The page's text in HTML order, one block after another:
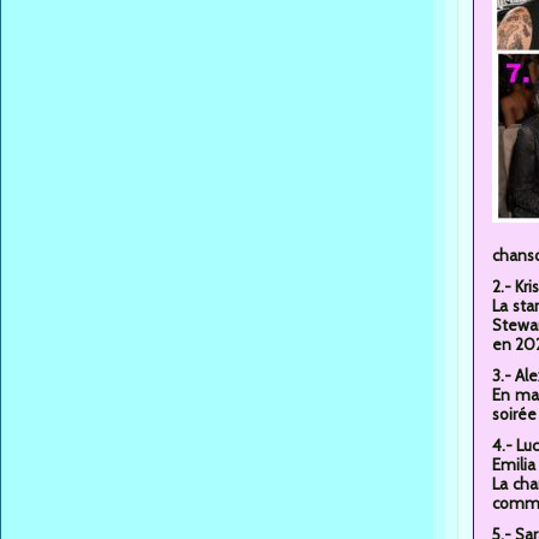
2.-
La
en
3.-
En
soirée
4.-
La
5.-